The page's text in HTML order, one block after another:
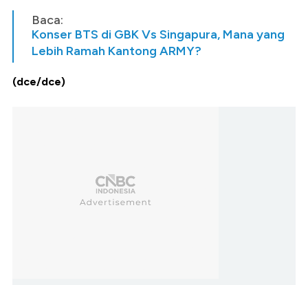
Baca:
Konser BTS di GBK Vs Singapura, Mana yang
Lebih Ramah Kantong ARMY?
(dce/dce)